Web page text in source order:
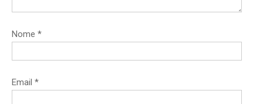
Nome *
Email *